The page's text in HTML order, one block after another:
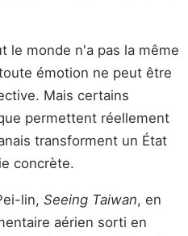
le monde n'a pas la même
émotion ne peut être
Mais certains
permettent réellement
transforment un État
concrète.
lin, Seeing Taiwan, en
aérien sorti en